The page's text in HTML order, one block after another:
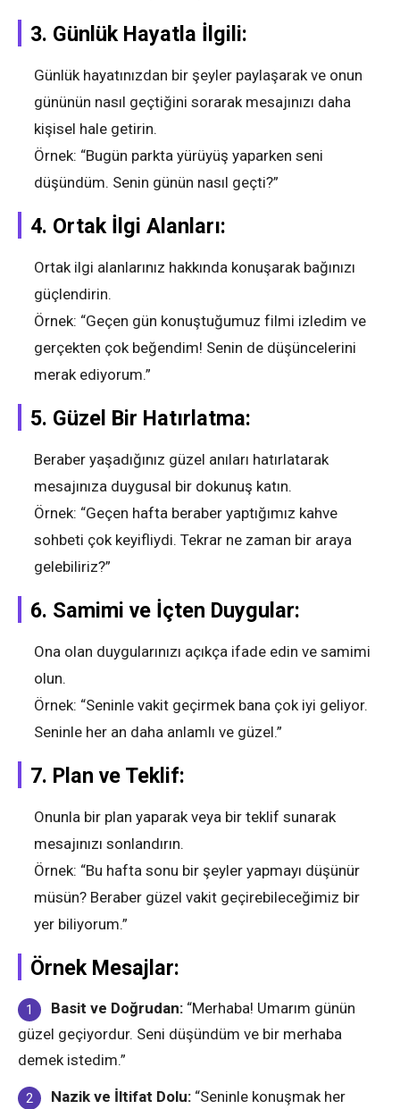
3. Günlük Hayatla İlgili:
Günlük hayatınızdan bir şeyler paylaşarak ve onun
gününün nasıl geçtiğini sorarak mesajınızı daha
kişisel hale getirin.
Örnek: “Bugün parkta yürüyüş yaparken seni
düşündüm. Senin günün nasıl geçti?”
4. Ortak İlgi Alanları:
Ortak ilgi alanlarınız hakkında konuşarak bağınızı
güçlendirin.
Örnek: “Geçen gün konuştuğumuz filmi izledim ve
gerçekten çok beğendim! Senin de düşüncelerini
merak ediyorum.”
5. Güzel Bir Hatırlatma:
Beraber yaşadığınız güzel anıları hatırlatarak
mesajınıza duygusal bir dokunuş katın.
Örnek: “Geçen hafta beraber yaptığımız kahve
sohbeti çok keyifliydi. Tekrar ne zaman bir araya
gelebiliriz?”
6. Samimi ve İçten Duygular:
Ona olan duygularınızı açıkça ifade edin ve samimi
olun.
Örnek: “Seninle vakit geçirmek bana çok iyi geliyor.
Seninle her an daha anlamlı ve güzel.”
7. Plan ve Teklif:
Onunla bir plan yaparak veya bir teklif sunarak
mesajınızı sonlandırın.
Örnek: “Bu hafta sonu bir şeyler yapmayı düşünür
müsün? Beraber güzel vakit geçirebileceğimiz bir
yer biliyorum.”
Örnek Mesajlar:
Basit ve Doğrudan: “Merhaba! Umarım günün
güzel geçiyordur. Seni düşündüm ve bir merhaba
demek istedim.”
Nazik ve İltifat Dolu: “Seninle konuşmak her